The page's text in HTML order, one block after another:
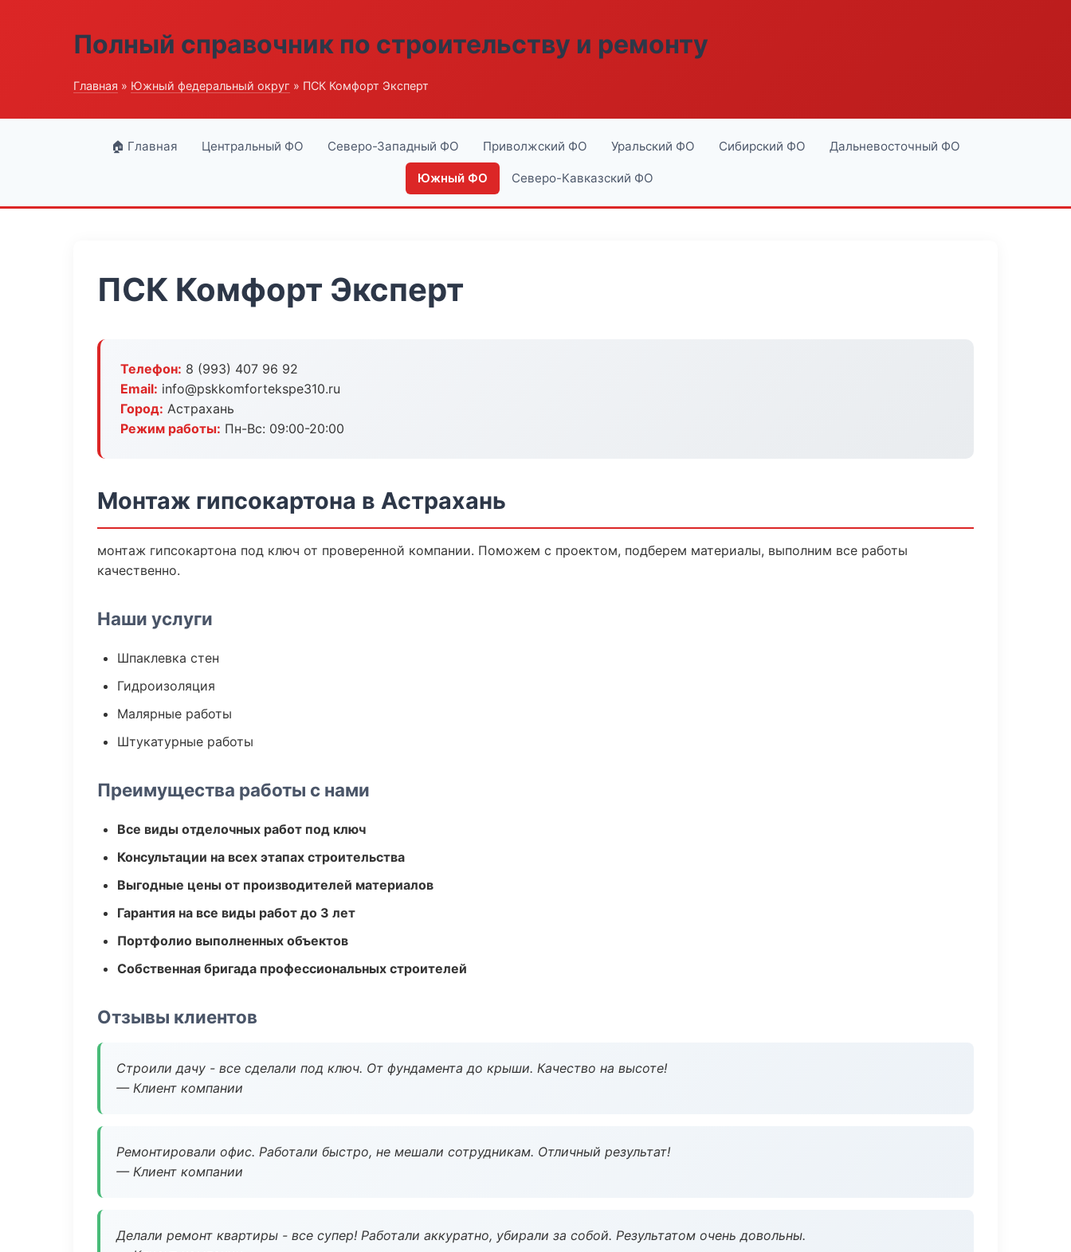
Полный справочник по строительству и ремонту
Главная » Южный федеральный округ » ПСК Комфорт Эксперт
🏠 Главная Центральный ФО Северо-Западный ФО Приволжский ФО Уральский ФО Сибирский ФО Дальневосточный ФО
Южный ФО Северо-Кавказский ФО
ПСК Комфорт Эксперт
Телефон: 8 (993) 407 96 92
Email: info@pskkomfortekspe310.ru
Город: Астрахань
Режим работы: Пн-Вс: 09:00-20:00
Монтаж гипсокартона в Астрахань
монтаж гипсокартона под ключ от проверенной компании. Поможем с проектом, подберем материалы, выполним все работы
качественно.
Наши услуги
Шпаклевка стен
Гидроизоляция
Малярные работы
Штукатурные работы
Преимущества работы с нами
Все виды отделочных работ под ключ
Консультации на всех этапах строительства
Выгодные цены от производителей материалов
Гарантия на все виды работ до 3 лет
Портфолио выполненных объектов
Собственная бригада профессиональных строителей
Отзывы клиентов
Строили дачу - все сделали под ключ. От фундамента до крыши. Качество на высоте!
— Клиент компании
Ремонтировали офис. Работали быстро, не мешали сотрудникам. Отличный результат!
— Клиент компании
Делали ремонт квартиры - все супер! Работали аккуратно, убирали за собой. Результатом очень довольны.